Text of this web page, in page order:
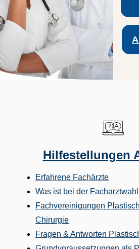
Hilfestellungen
Erfahrene Fachärzte
Was ist bei der
Fachvereinigungen
Chirurgie
Fragen & Antworten